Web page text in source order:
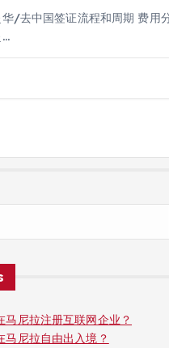
/去中国签证流程和周期 费用
…
尼拉注册互联网企业？
马尼拉自由出入境？